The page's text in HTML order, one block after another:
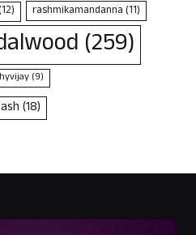
rashmikamandanna(11)
(259)
(9)
(18)